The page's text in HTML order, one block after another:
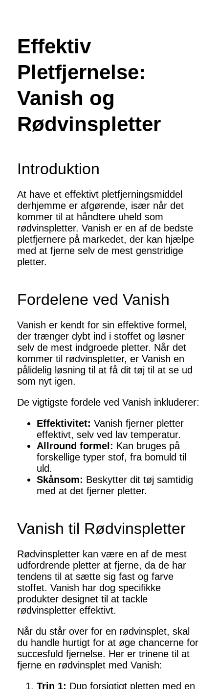
Effektiv
Pletfjernelse:
Vanish og
Rødvinspletter
Introduktion
At have et effektivt pletfjerningsmiddel
derhjemme er afgørende, især når det
kommer til at håndtere uheld som
rødvinspletter. Vanish er en af de bedste
pletfjernere på markedet, der kan hjælpe
med at fjerne selv de mest genstridige
pletter.
Fordelene ved Vanish
Vanish er kendt for sin effektive formel,
der trænger dybt ind i stoffet og løsner
selv de mest indgroede pletter. Når det
kommer til rødvinspletter, er Vanish en
pålidelig løsning til at få dit tøj til at se ud
som nyt igen.
De vigtigste fordele ved Vanish inkluderer:
Effektivitet: Vanish fjerner pletter
effektivt, selv ved lav temperatur.
Allround formel: Kan bruges på
forskellige typer stof, fra bomuld til
uld.
Skånsom: Beskytter dit tøj samtidig
med at det fjerner pletter.
Vanish til Rødvinspletter
Rødvinspletter kan være en af de mest
udfordrende pletter at fjerne, da de har
tendens til at sætte sig fast og farve
stoffet. Vanish har dog specifikke
produkter designet til at tackle
rødvinspletter effektivt.
Når du står over for en rødvinsplet, skal
du handle hurtigt for at øge chancerne for
succesfuld fjernelse. Her er trinene til at
fjerne en rødvinsplet med Vanish:
Trin 1: Dup forsigtigt pletten med en